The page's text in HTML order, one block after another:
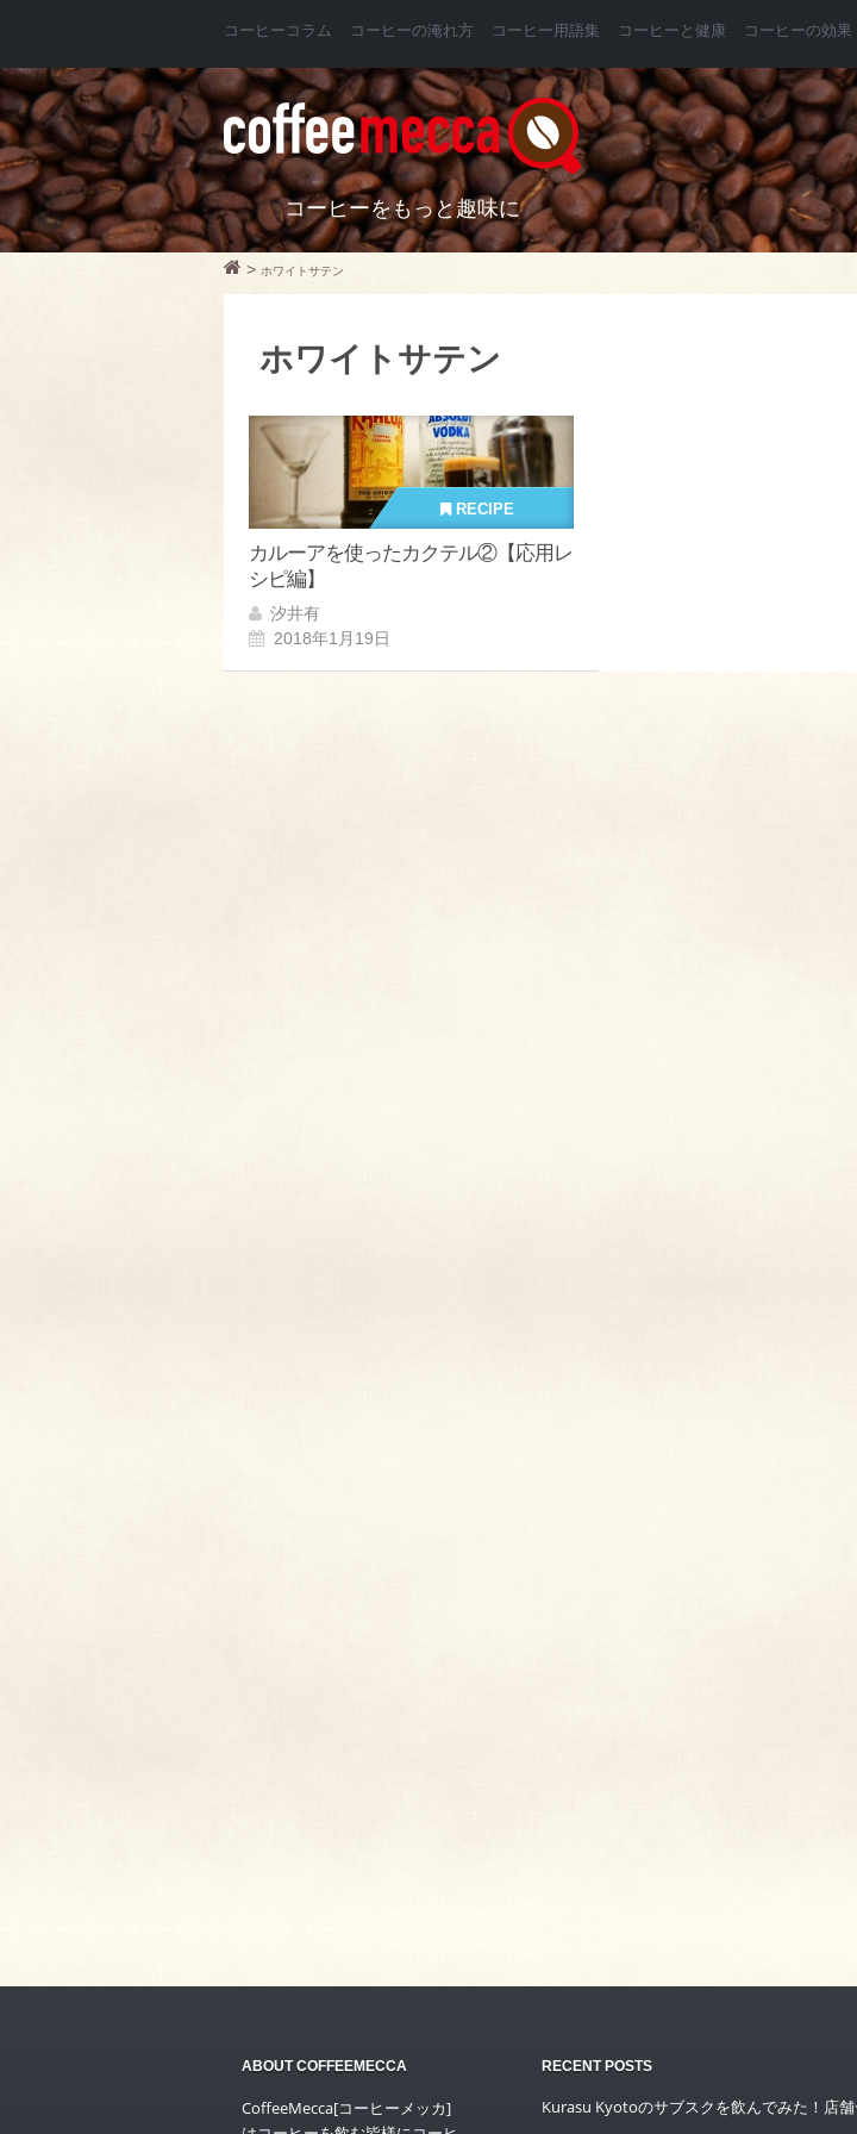
コーヒーコラム コーヒーの淹れ方 コーヒー用語集 コーヒーと健康 コーヒーの効果
コーヒーをもっと趣味に
> ホワイトサテン
ホワイトサテン
RECIPE
カルーアを使ったカクテル②【応用レ
シピ編】
汐井有
2018年1月19日
ABOUT COFFEEMECCA
CoffeeMecca[コーヒーメッカ]
RECENT POSTS
Kurasu Kyotoのサブスクを飲んでみた！店